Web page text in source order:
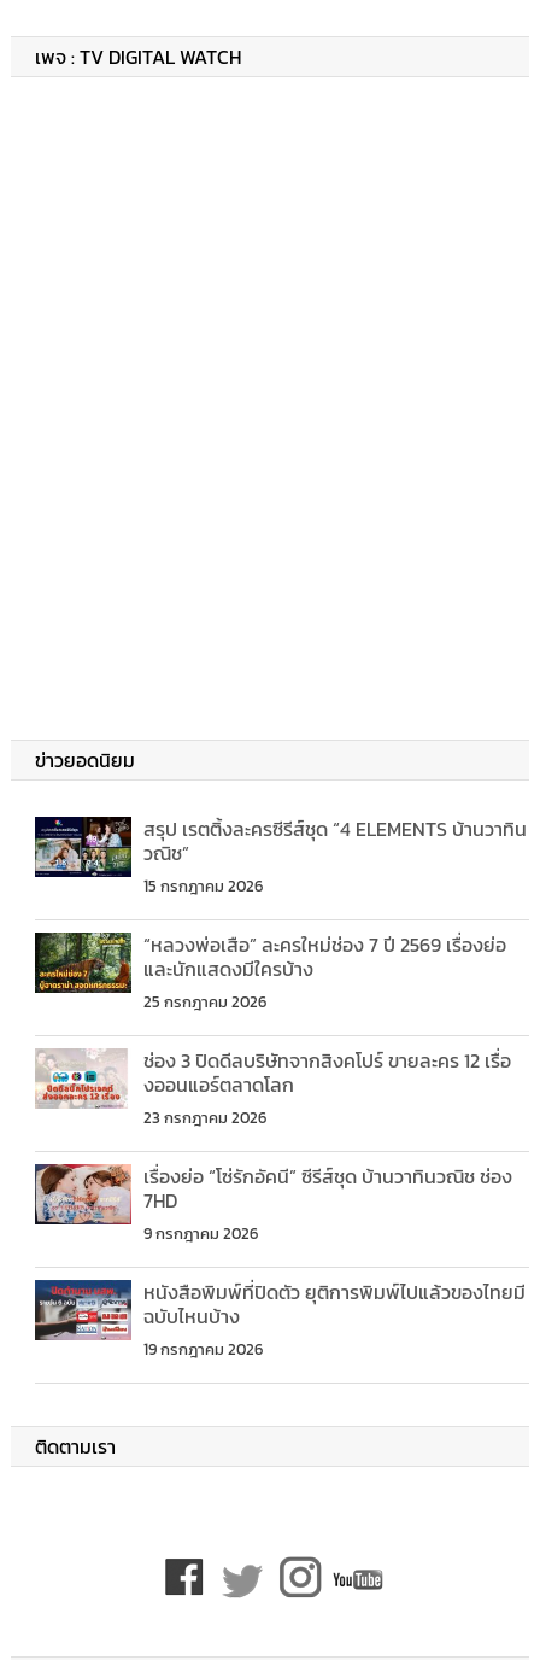
เพจ : TV DIGITAL WATCH
ข่าวยอดนิยม
สรุป เรตติ้งละครซีรีส์ชุด “4 ELEMENTS บ้านวาทิน
วณิช”
15 กรกฎาคม 2026
“หลวงพ่อเสือ” ละครใหม่ช่อง 7 ปี 2569 เรื่องย่อ
และนักแสดงมีใครบ้าง
25 กรกฎาคม 2026
ช่อง 3 ปิดดีลบริษัทจากสิงคโปร์ ขายละคร 12 เรื่อ
งออนแอร์ตลาดโลก
23 กรกฎาคม 2026
เรื่องย่อ “โซ่รักอัคนี” ซีรีส์ชุด บ้านวาทินวณิช ช่อง
7HD
9 กรกฎาคม 2026
หนังสือพิมพ์ที่ปิดตัว ยุติการพิมพ์ไปแล้วของไทยมี
ฉบับไหนบ้าง
19 กรกฎาคม 2026
ติดตามเรา